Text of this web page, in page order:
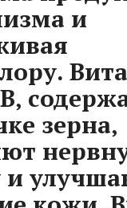
и
зерна‚
и